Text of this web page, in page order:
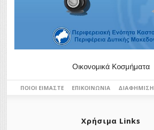
Οικονομικά Κοσμήματα
ΠΟΙΟΙ ΕΊΜΑΣΤΕ ΕΠΙΚΟΙΝΩΝΊΑ ΔΙΑΦΉΜΙΣΗ
Χρήσιμα Links